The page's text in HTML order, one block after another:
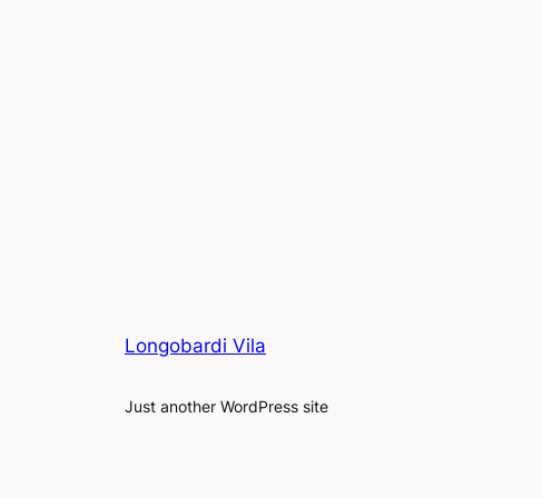
Longobardi Vila
Just another WordPress site